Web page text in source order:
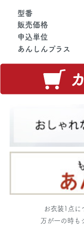
型番
販売価格
申込単位
あんしんプラス
お衣装1点
万が一の時も